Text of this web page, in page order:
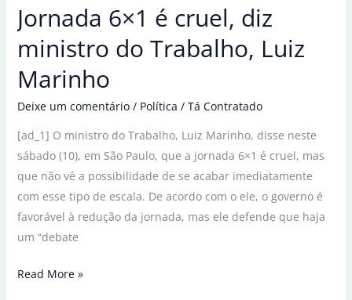
Jornada 6×1 é cruel, diz
ministro do Trabalho, Luiz
Marinho
Deixe um comentário / Política / Tá Contratado
[ad_1] O ministro do Trabalho, Luiz Marinho, disse neste
sábado (10), em São Paulo, que a jornada 6×1 é cruel, mas
que não vê a possibilidade de se acabar imediatamente
com esse tipo de escala. De acordo com o ele, o governo é
favorável à redução da jornada, mas ele defende que haja
um “debate
Jornada
Read More »